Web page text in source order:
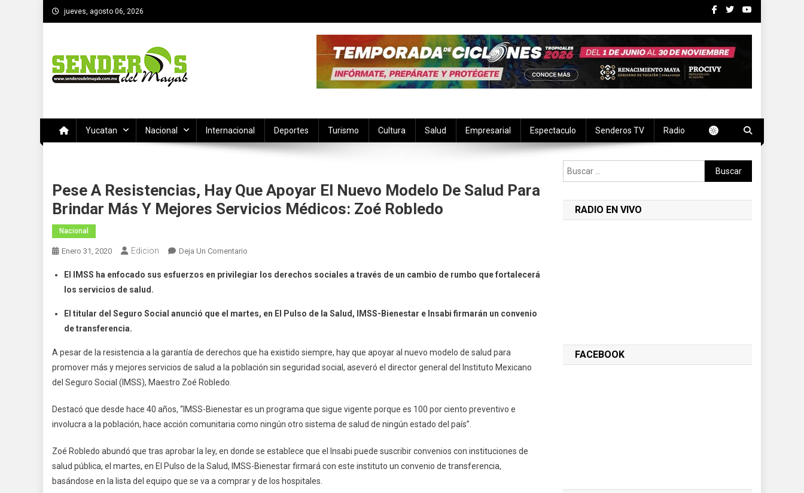
Saltar
al
jueves, agosto 06, 2026
Yucatan Nacional Internacional Deportes Turismo Cultura Salud Empresarial Espectaculo Senderos TV Radio
Pese A Resistencias, Hay Que Apoyar El Nuevo Modelo De Salud Para
Brindar Más Y Mejores Servicios Médicos: Zoé Robledo
Nacional
Enero 31, 2020 Edicion Deja Un Comentario
A
Que
Brindar
Y
Mejores
Servicios
El IMSS ha enfocado sus esfuerzos en privilegiar los derechos sociales a través de un cambio de rumbo que fortalecerá
los servicios de salud.
El titular del Seguro Social anunció que el martes, en El Pulso de la Salud, IMSS-Bienestar e Insabi firmarán un convenio
de transferencia.
A pesar de la resistencia a la garantía de derechos que ha existido siempre, hay que apoyar al nuevo modelo de salud para
promover más y mejores servicios de salud a la población sin seguridad social, aseveró el director general del Instituto Mexicano
del Seguro Social (IMSS), Maestro Zoé Robledo.
Destacó que desde hace 40 años, “IMSS-Bienestar es un programa que sigue vigente porque es 100 por ciento preventivo e
involucra a la población, hace acción comunitaria como ningún otro sistema de salud de ningún estado del país”.
Zoé Robledo abundó que tras aprobar la ley, en donde se establece que el Insabi puede suscribir convenios con instituciones de
salud pública, el martes, en El Pulso de la Salud, IMSS-Bienestar firmará con este instituto un convenio de transferencia,
basándose en la lista del equipo que se va a comprar y de los hospitales.
Buscar:
RADIO EN VIVO
FACEBOOK